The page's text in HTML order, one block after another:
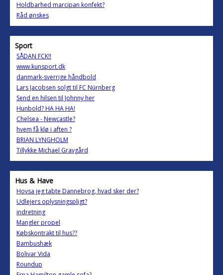
Holdbarhed marcipan konfekt?
Råd ønskes
Sport
SÅDAN FCK!!
www.kunsport.dk
danmark-sverrige håndbold
Lars Jacobsen solgt til FC Nürnberg
Send en hilsen til Johnny her
Hunbold? HA HA HA!
Chelsea - Newcastle?
hvem få klø i aften ?
BRIAN LYNGHOLM
Tillykke Michael Gravgård
Hus & Have
Hovsa jeg tabte Dannebrog, hvad sker der?
Udlejers oplysningspligt?
indretning
Mangler propel
Købskontrakt til hus??
Bambushæk
Bolivar Vida
Roundup